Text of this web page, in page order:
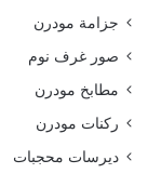
جزامة مودرن
صور غرف نوم
مطابخ مودرن
ركنات مودرن
ديرسات محجبات